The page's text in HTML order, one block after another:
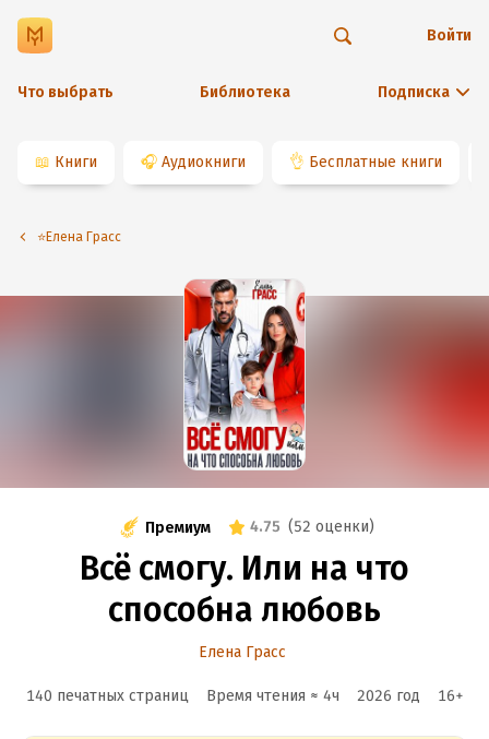
Что выбрать Библиотека Подписка
Войти
📖 Книги 🎧 Аудиокниги 👌 Бесплатные книги
⭐️Елена Грасс
Премиум 4.75 (52 оценки)
Всё смогу. Или на что
способна любовь
Елена Грасс
140 печатных страниц Время чтения ≈ 4ч 2026 год 16+